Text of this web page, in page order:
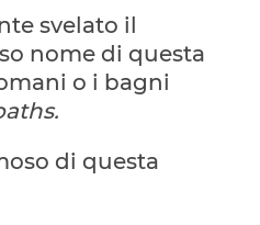
svelato il
nome di questa
o i bagni
di questa